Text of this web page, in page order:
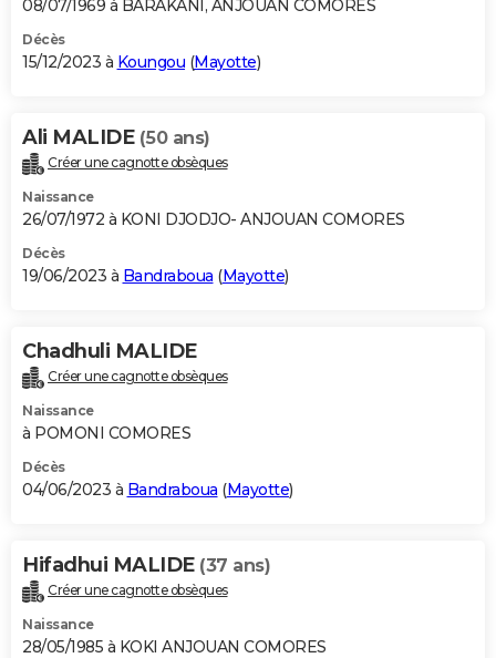
08/07/1969 à BARAKANI, ANJOUAN COMORES
Décès
15/12/2023 à Koungou (Mayotte)
Ali MALIDE (50 ans)
Créer une cagnotte obsèques
Naissance
26/07/1972 à KONI DJODJO- ANJOUAN COMORES
Décès
19/06/2023 à Bandraboua (Mayotte)
Chadhuli MALIDE
Créer une cagnotte obsèques
Naissance
à POMONI COMORES
Décès
04/06/2023 à Bandraboua (Mayotte)
Hifadhui MALIDE (37 ans)
Créer une cagnotte obsèques
Naissance
28/05/1985 à KOKI ANJOUAN COMORES